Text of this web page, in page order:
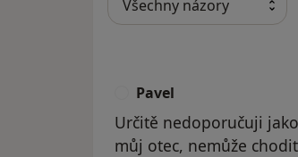
Pavel
Určitě nedoporučuji
můj otec, nemůže